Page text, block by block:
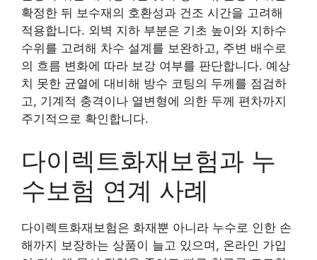
확정한 뒤 보수재의 호환성과 건조 시간을 고려해
적용합니다. 외벽 지하 부분은 기초 높이와 지하수
수위를 고려해 차수 설계를 보완하고, 주변 배수로
의 흐름 변화에 따라 보강 여부를 판단합니다. 예상
치 못한 균열에 대비해 방수 코팅의 두께를 점검하
고, 기계적 충격이나 열변형에 의한 두께 편차까지
주기적으로 확인합니다.
다이렉트화재보험과 누
수보험 연계 사례
다이렉트화재보험은 화재뿐 아니라 누수로 인한 손
해까지 보장하는 상품이 늘고 있으며, 온라인 가입